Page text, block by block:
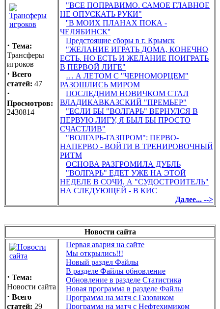
· Тема:
Трансферы
игроков
· Всего
статей: 47
·
Просмотров:
2430814
"ВСЕ ПОПРАВИМО. САМОЕ ГЛАВНОЕ
НЕ ОПУСКАТЬ РУКИ"
''В МОИХ ПЛАНАХ ПОКА -
ЧЕЛЯБИНСК''
Предстоящие сборы в г. Крымск
"ЖЕЛАНИЕ ИГРАТЬ ДОМА, КОНЕЧНО
ЕСТЬ. НО ЕСТЬ И ЖЕЛАНИЕ ПОИГРАТЬ
В ПЕРВОЙ ЛИГЕ"
… А ЛЕТОМ С "ЧЕРНОМОРЦЕМ"
РАЗОШЛИСЬ МИРОМ
ПОСЛЕДНИМ НОВИЧКОМ СТАЛ
ВЛАДИКАВКАЗСКИЙ "ПРЕМЬЕР"
"ЕСЛИ БЫ "ВОЛГАРЬ" ВЕРНУЛСЯ В
ПЕРВУЮ ЛИГУ, Я БЫЛ БЫ ПРОСТО
СЧАСТЛИВ"
"ВОЛГАРЬ-ГАЗПРОМ": ПЕРВО-
НАПЕРВО - ВОЙТИ В ТРЕНИРОВОЧНЫЙ
РИТМ
ОСНОВА РАЗГРОМИЛА ДУБЛЬ
"ВОЛГАРЬ" ЕДЕТ УЖЕ НА ЭТОЙ
НЕДЕЛЕ В СОЧИ, А "СУДОСТРОИТЕЛЬ"
НА СЛЕДУЮЩЕЙ - В КИС
Далее... -->
Новости сайта
· Тема:
Новости сайта
· Всего
статей: 29
Первая авария на сайте
Мы открылись!!!
Новый раздел Файлы
В разделе Файлы обновление
Обновление в разделе Статистика
Новая программа в разделе Файлы
Программа на матч с Газовиком
Программа на матч с Нефтехимиком